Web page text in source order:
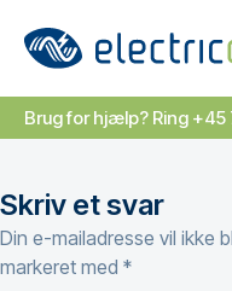
Brug for hjælp? Ring +45
Skriv et svar
Din e-mailadresse vil ikke
markeret med *